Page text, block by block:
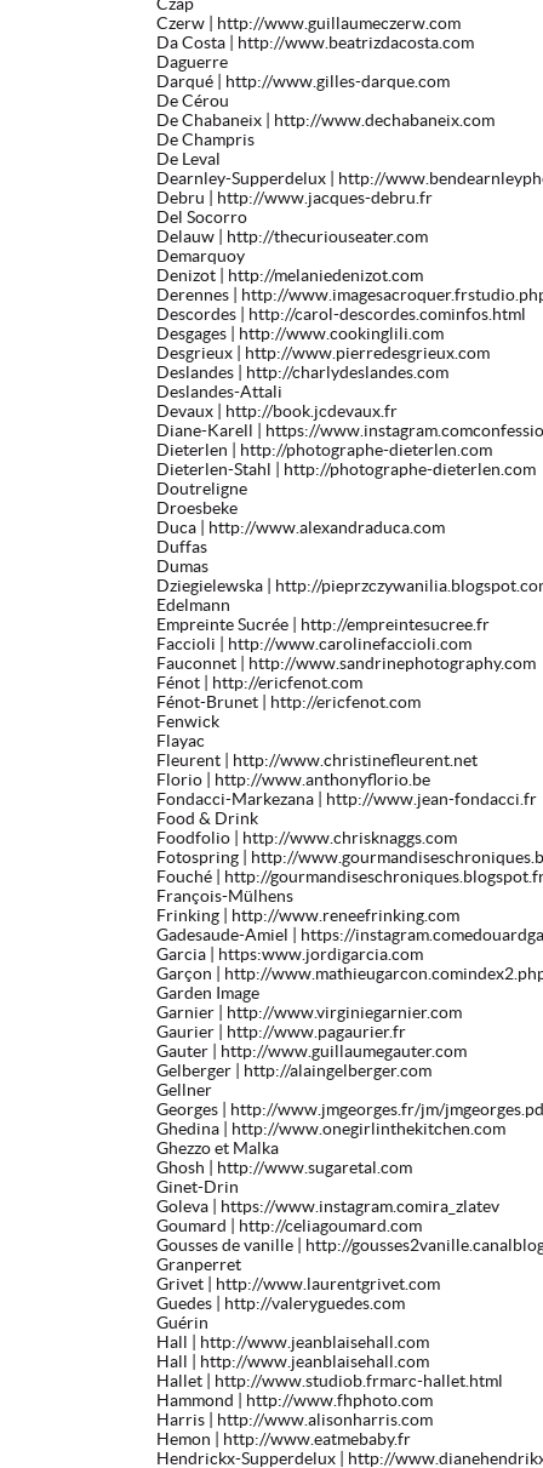
Czerw | http://www.guillaumeczerw.com
Da Costa | http://www.beatrizdacosta.com
Daguerre
Darqué | http://www.gilles-darque.com
De Cérou
De Chabaneix | http://www.dechabaneix.com
De Champris
De Leval
Dearnley-Supperdelux | http://
Debru | http://www.jacques-debru.fr
Del Socorro
Delauw | http://thecuriouseater.com
Demarquoy
Denizot | http://melaniedenizot.com
Derennes | http://
Descordes | http://carol-descordes.cominfos.html
Desgages | http://www.cookinglili.com
Desgrieux | http://www.pierredesgrieux.com
Deslandes | http://charlydeslandes.com
Deslandes-Attali
Devaux | http://book.jcdevaux.fr
Diane-Karell | https://
Dieterlen | http://photographe-dieterlen.com
Dieterlen-Stahl | http://photographe-dieterlen.com
Doutreligne
Droesbeke
Duca | http://www.alexandraduca.com
Duffas
Dumas
Dziegielewska | http://
Edelmann
Empreinte Sucrée | http://empreintesucree.fr
Faccioli | http://www.carolinefaccioli.com
Fauconnet | http://www.sandrinephotography.com
Fénot | http://ericfenot.com
Fénot-Brunet | http://ericfenot.com
Fenwick
Flayac
Fleurent | http://www.christinefleurent.net
Florio | http://www.anthonyflorio.be
Fondacci-Markezana | http://www.jean-fondacci.fr
Food & Drink
Foodfolio | http://www.chrisknaggs.com
Fotospring | http://
Fouché | http://
François-Mülhens
Frinking | http://www.reneefrinking.com
Gadesaude-Amiel | https://
Garcia | https:www.jordigarcia.com
Garçon | http://
Garden Image
Garnier | http://www.virginiegarnier.com
Gaurier | http://www.pagaurier.fr
Gauter | http://www.guillaumegauter.com
Gelberger | http://alaingelberger.com
Gellner
Georges | http://www.jmgeorges.fr/jm/
Ghedina | http://www.onegirlinthekitchen.com
Ghezzo et Malka
Ghosh | http://www.sugaretal.com
Ginet-Drin
Goleva | https://www.instagram.comira_zlatev
Goumard | http://celiagoumard.com
Gousses de vanille | http://
Granperret
Grivet | http://www.laurentgrivet.com
Guedes | http://valeryguedes.com
Guérin
Hall | http://www.jeanblaisehall.com
Hall | http://www.jeanblaisehall.com
Hallet | http://www.studiob.frmarc-hallet.html
Hammond | http://www.fhphoto.com
Harris | http://www.alisonharris.com
Hemon | http://www.eatmebaby.fr
Hendrickx-Supperdelux | http://